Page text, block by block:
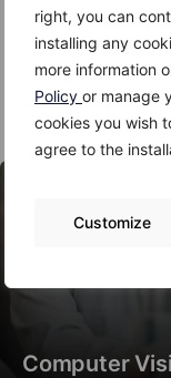
right, you can
installing any
more information
Policy or manage
cookies you wish
agree to the
Customize
In certi soggetti
leggera
attenzione prima
macchinari
Computer